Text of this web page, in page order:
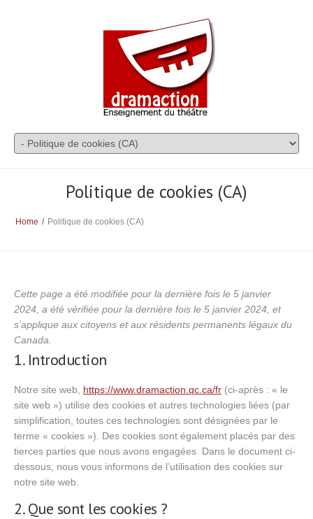
Politique de cookies (CA)
Home / Politique de cookies (CA)
Cette page a été modifiée pour la dernière fois le 5 janvier
2024, a été vérifiée pour la dernière fois le 5 janvier 2024, et
s’applique aux citoyens et aux résidents permanents légaux du
Canada.
1. Introduction
Notre site web, https://www.dramaction.qc.ca/fr (ci-après : « le
site web ») utilise des cookies et autres technologies liées (par
simplification, toutes ces technologies sont désignées par le
terme « cookies »). Des cookies sont également placés par des
tierces parties que nous avons engagées. Dans le document ci-
dessous, nous vous informons de l’utilisation des cookies sur
notre site web.
2. Que sont les cookies ?